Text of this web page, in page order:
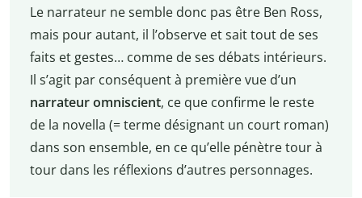
Le narrateur ne semble donc pas être Ben Ross,
mais pour autant, il l’observe et sait tout de ses
faits et gestes… comme de ses débats intérieurs.
Il s’agit par conséquent à première vue d’un
narrateur omniscient, ce que confirme le reste
de la novella (= terme désignant un court roman)
dans son ensemble, en ce qu’elle pénètre tour à
tour dans les réflexions d’autres personnages.